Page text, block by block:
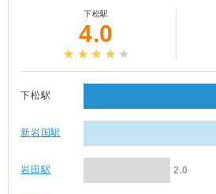
下松駅
4.0
下松駅
新岩国駅
岩田駅 2.0